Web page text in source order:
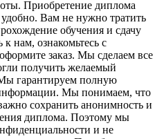
Приобретение диплома
Вам не нужно тратить
обучения и сдачу
к нам, ознакомьтесь с
заказ. Мы сделаем все
получить желаемый
гарантируем полную
Мы понимаем, что
сохранить анонимность и
диплома. Поэтому мы
и не